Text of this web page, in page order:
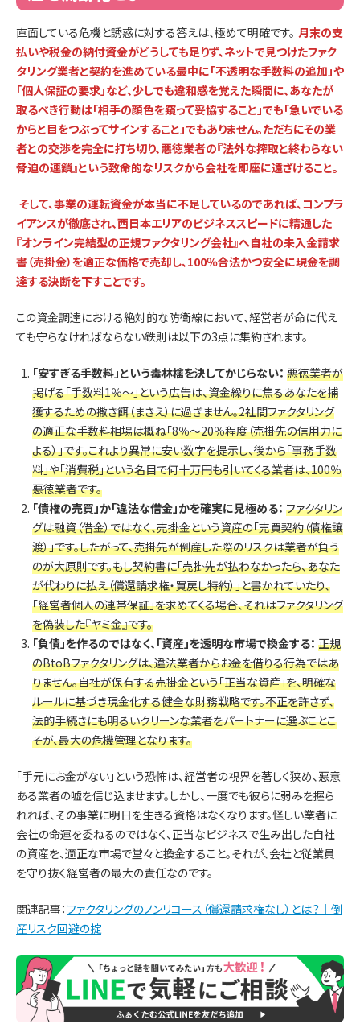
直面している危機と誘惑に対する答えは、極めて明確です。 月末の支
払いや税金の納付資金がどうしても足りず、ネットで見つけたファク
タリング業者と契約を進めている最中に「不透明な手数料の追加」や
「個人保証の要求」など、少しでも違和感を覚えた瞬間に、あなたが
取るべき行動は「相手の顔色を窺って妥協すること」でも「急いでいる
からと目をつぶってサインすること」でもありません。ただちにその業
者との交渉を完全に打ち切り、悪徳業者の『法外な搾取と終わらない
脅迫の連鎖』という致命的なリスクから会社を即座に遠ざけること。
そして、事業の運転資金が本当に不足しているのであれば、コンプラ
イアンスが徹底され、西日本エリアのビジネススピードに精通した
『オンライン完結型の正規ファクタリング会社』へ自社の未入金請求
書（売掛金）を適正な価格で売却し、100％合法かつ安全に現金を調
達する決断を下すことです。
この資金調達における絶対的な防衛線において、経営者が命に代え
ても守らなければならない鉄則は以下の3点に集約されます。
「安すぎる手数料」という毒林檎を決してかじらない： 悪徳業者が
掲げる「手数料1％〜」という広告は、資金繰りに焦るあなたを捕
獲するための撒き餌（まきえ）に過ぎません。2社間ファクタリング
の適正な手数料相場は概ね「8％〜20％程度（売掛先の信用力に
よる）」です。これより異常に安い数字を提示し、後から「事務手数
料」や「消費税」という名目で何十万円も引いてくる業者は、100％
悪徳業者です。
「債権の売買」か「違法な借金」かを確実に見極める： ファクタリン
グは融資（借金）ではなく、売掛金という資産の「売買契約（債権譲
渡）」です。したがって、売掛先が倒産した際のリスクは業者が負う
のが大原則です。もし契約書に「売掛先が払わなかったら、あなた
が代わりに払え（償還請求権・買戻し特約）」と書かれていたり、
「経営者個人の連帯保証」を求めてくる場合、それはファクタリング
を偽装した『ヤミ金』です。
「負債」を作るのではなく、「資産」を透明な市場で換金する： 正規
のBtoBファクタリングは、違法業者からお金を借りる行為ではあ
りません。自社が保有する売掛金という「正当な資産」を、明確な
ルールに基づき現金化する健全な財務戦略です。不正を許さず、
法的手続きにも明るいクリーンな業者をパートナーに選ぶことこ
そが、最大の危機管理となります。
「手元にお金がない」という恐怖は、経営者の視界を著しく狭め、悪意
ある業者の嘘を信じ込ませます。しかし、一度でも彼らに弱みを握ら
れれば、その事業に明日を生きる資格はなくなります。怪しい業者に
会社の命運を委ねるのではなく、正当なビジネスで生み出した自社
の資産を、適正な市場で堂々と換金すること。それが、会社と従業員
を守り抜く経営者の最大の責任なのです。
関連記事： ファクタリングのノンリコース（償還請求権なし）とは？｜倒
産リスク回避の掟